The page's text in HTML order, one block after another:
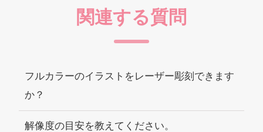
関連する質問
フルカラーのイラストをレーザー彫刻できます
か？
解像度の目安を教えてください。